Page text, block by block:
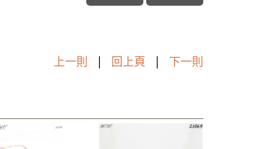
上一則 | 回上頁 | 下一則